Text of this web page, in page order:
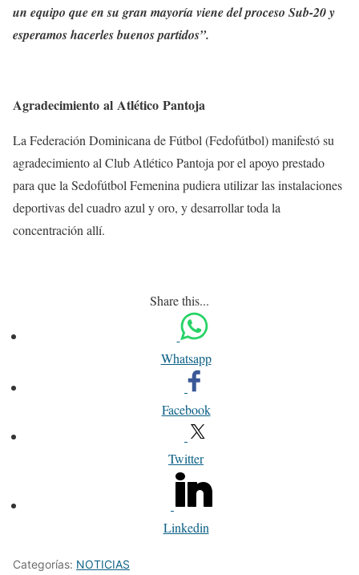
un equipo que en su gran mayoría viene del proceso Sub-20 y
esperamos hacerles buenos partidos”.
Agradecimiento al Atlético Pantoja
La Federación Dominicana de Fútbol (Fedofútbol) manifestó su
agradecimiento al Club Atlético Pantoja por el apoyo prestado
para que la Sedofútbol Femenina pudiera utilizar las instalaciones
deportivas del cuadro azul y oro, y desarrollar toda la
concentración allí.
Share this...
Whatsapp
Facebook
Twitter
Linkedin
Categorías: NOTICIAS